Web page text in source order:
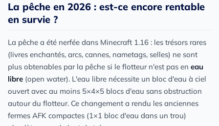
La pêche en 2026 : est-ce encore rentable
en survie ?
La pêche a été nerfée dans Minecraft 1.16 : les trésors rares
(livres enchantés, arcs, cannes, nametags, selles) ne sont
plus obtenables par la pêche si le flotteur n'est pas en eau
libre (open water). L'eau libre nécessite un bloc d'eau à ciel
ouvert avec au moins 5×4×5 blocs d'eau sans obstruction
autour du flotteur. Ce changement a rendu les anciennes
fermes AFK compactes (1×1 bloc d'eau dans un trou)